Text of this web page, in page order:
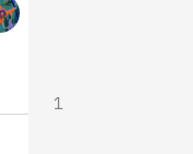
1